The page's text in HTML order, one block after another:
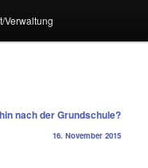
Verwaltung
nach der Grundschule?
16. November 2015